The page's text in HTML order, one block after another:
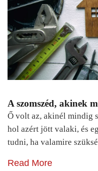
A szomszéd, akinek
Ő volt az, akinél mindig
hol azért jött valaki, és
tudni, ha valamire
Read More